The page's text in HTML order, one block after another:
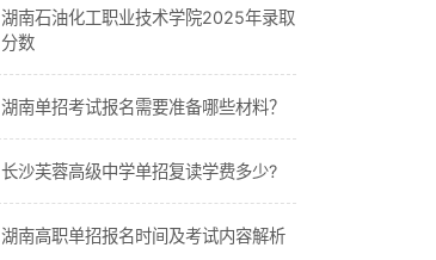
湖南石油化工职业技术学院2025年录取
分数
湖南单招考试报名需要准备哪些材料？
长沙芙蓉高级中学单招复读学费多少?
湖南高职单招报名时间及考试内容解析